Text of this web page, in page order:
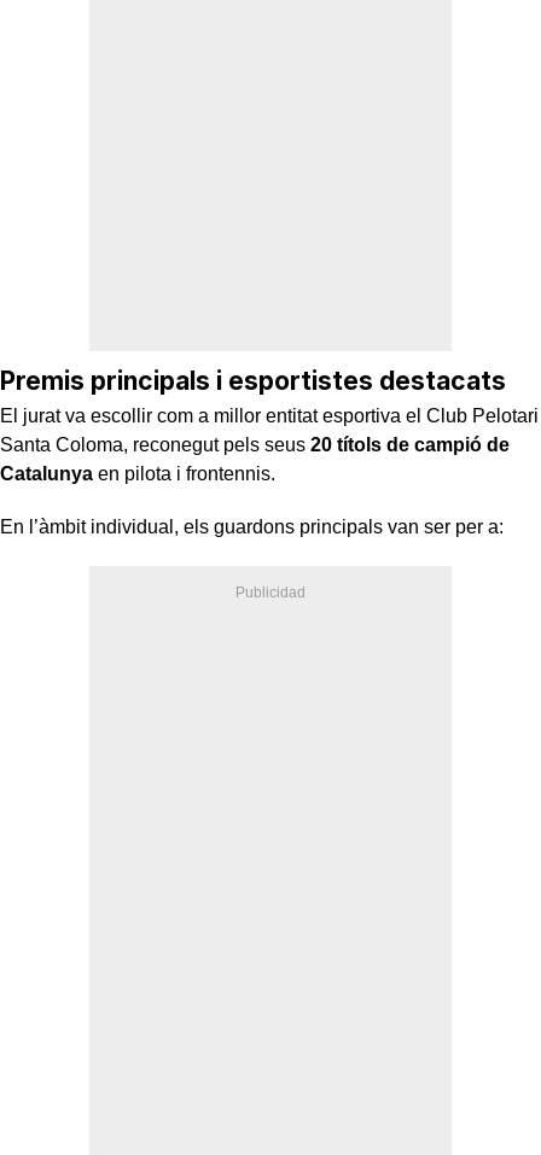
Premis principals i esportistes destacats
El jurat va escollir com a millor entitat esportiva el Club Pelotari
Santa Coloma, reconegut pels seus 20 títols de campió de
Catalunya en pilota i frontennis.
En l’àmbit individual, els guardons principals van ser per a: